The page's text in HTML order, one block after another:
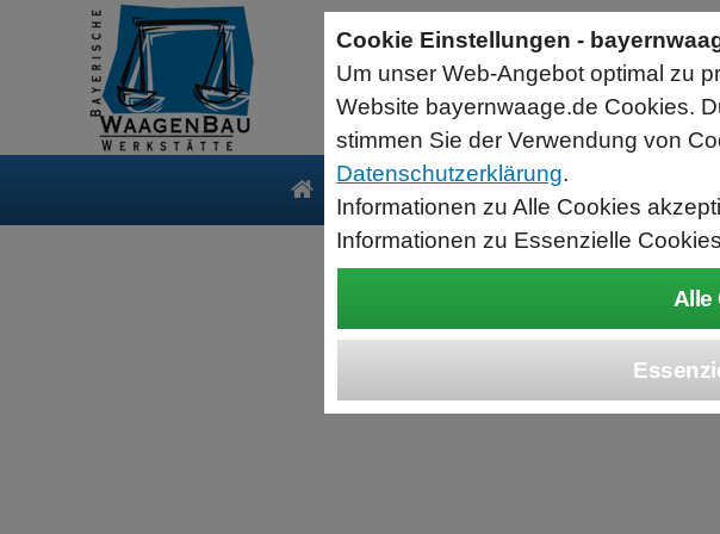
Produkte Service
Sartorius Feuchtebestimmer MA35
jetzt zum Aktionspreis
Der MA35 ist das Einsteigermodell zur schnellen und
zuverlässigen Bestimmung der Materialfeuchte flüssiger, pastöser
und fester Substanzen mit dem Verfahren der Thermogravimetrie.
Wägebereich: 35 g, Ablesbarkeit: 1 mg
Cookie Einstellungen -
Um unser Web-Angebot optimal zu
Website bayernwaage.de Cookies.
stimmen Sie der Verwendung von
Datenschutzerklärung.
Informationen zu Alle Cookies
Informationen zu Essenzielle